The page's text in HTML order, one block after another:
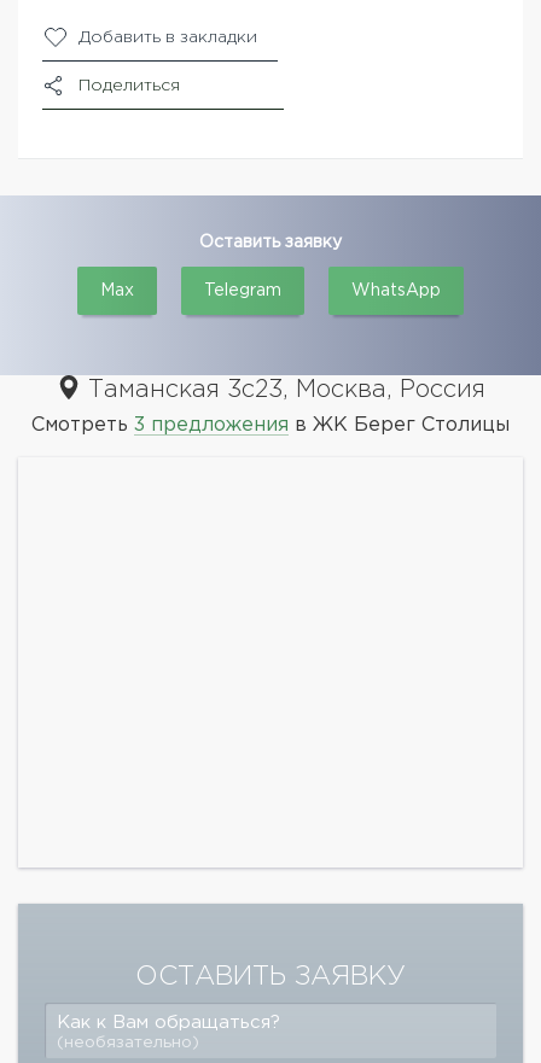
Добавить в закладки
Поделиться
Оставить заявку
Max Telegram WhatsApp
Таманская 3с23, Москва, Россия
Смотреть 3 предложения в ЖК Берег Столицы
ОСТАВИТЬ ЗАЯВКУ
Как к Вам обращаться?
(необязательно)